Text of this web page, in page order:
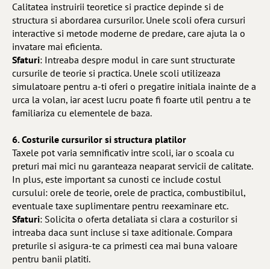
Calitatea instruirii teoretice si practice depinde si de
structura si abordarea cursurilor. Unele scoli ofera cursuri
interactive si metode moderne de predare, care ajuta la o
invatare mai eficienta.
Sfaturi: Intreaba despre modul in care sunt structurate
cursurile de teorie si practica. Unele scoli utilizeaza
simulatoare pentru a-ti oferi o pregatire initiala inainte de a
urca la volan, iar acest lucru poate fi foarte util pentru a te
familiariza cu elementele de baza.
6. Costurile cursurilor si structura platilor
Taxele pot varia semnificativ intre scoli, iar o scoala cu
preturi mai mici nu garanteaza neaparat servicii de calitate.
In plus, este important sa cunosti ce include costul
cursului: orele de teorie, orele de practica, combustibilul,
eventuale taxe suplimentare pentru reexaminare etc.
Sfaturi: Solicita o oferta detaliata si clara a costurilor si
intreaba daca sunt incluse si taxe aditionale. Compara
preturile si asigura-te ca primesti cea mai buna valoare
pentru banii platiti.